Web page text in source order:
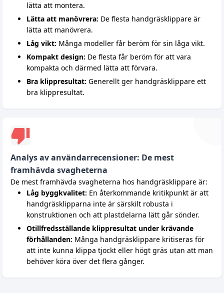
lätta att montera.
Lätta att manövrera: De flesta handgräsklippare är
lätta att manövrera.
Låg vikt: Många modeller får beröm för sin låga vikt.
Kompakt design: De flesta får beröm för att vara
kompakta och därmed lätta att förvara.
Bra klippresultat: Generellt ger handgräsklippare ett
bra klippresultat.
Analys av användarrecensioner: De mest
framhävda svagheterna
De mest framhävda svagheterna hos handgräsklippare är:
Låg byggkvalitet: En återkommande kritikpunkt är att
handgräsklipparna inte är särskilt robusta i
konstruktionen och att plastdelarna lätt går sönder.
Otillfredsställande klippresultat under krävande
förhållanden: Många handgräsklippare kritiseras för
att inte kunna klippa tjockt eller högt gräs utan att man
behöver köra över det flera gånger.